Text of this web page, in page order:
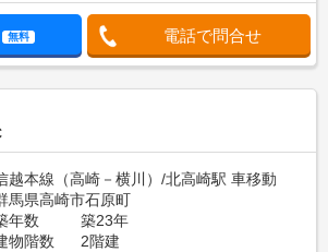
無料 電話で問合せ
越本線（高崎－横川）/北高崎駅 車移動
馬県高崎市石原町
年数
築23年
物階数
2階建